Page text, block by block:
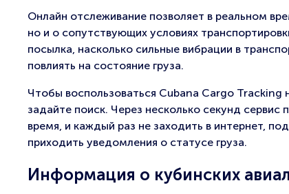
Онлайн отслеживание позволяет в реальном
но и о сопутствующих условиях
посылка, насколько сильные вибрации в
повлиять на состояние груза.
Чтобы воспользоваться Cubana Cargo Tracking
задайте поиск. Через несколько секунд
время, и каждый раз не заходить в интернет,
приходить уведомления о статусе груза.
Информация о кубинских